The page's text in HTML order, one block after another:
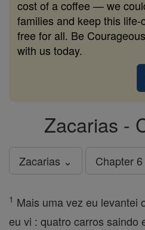
cost of a coffee — we
families and keep this
free for all. Be
with us today.
Zacarias -
Zacarias ⌄ Chapter
1 Mais uma vez eu levantei
eu vi : quatro carros saindo